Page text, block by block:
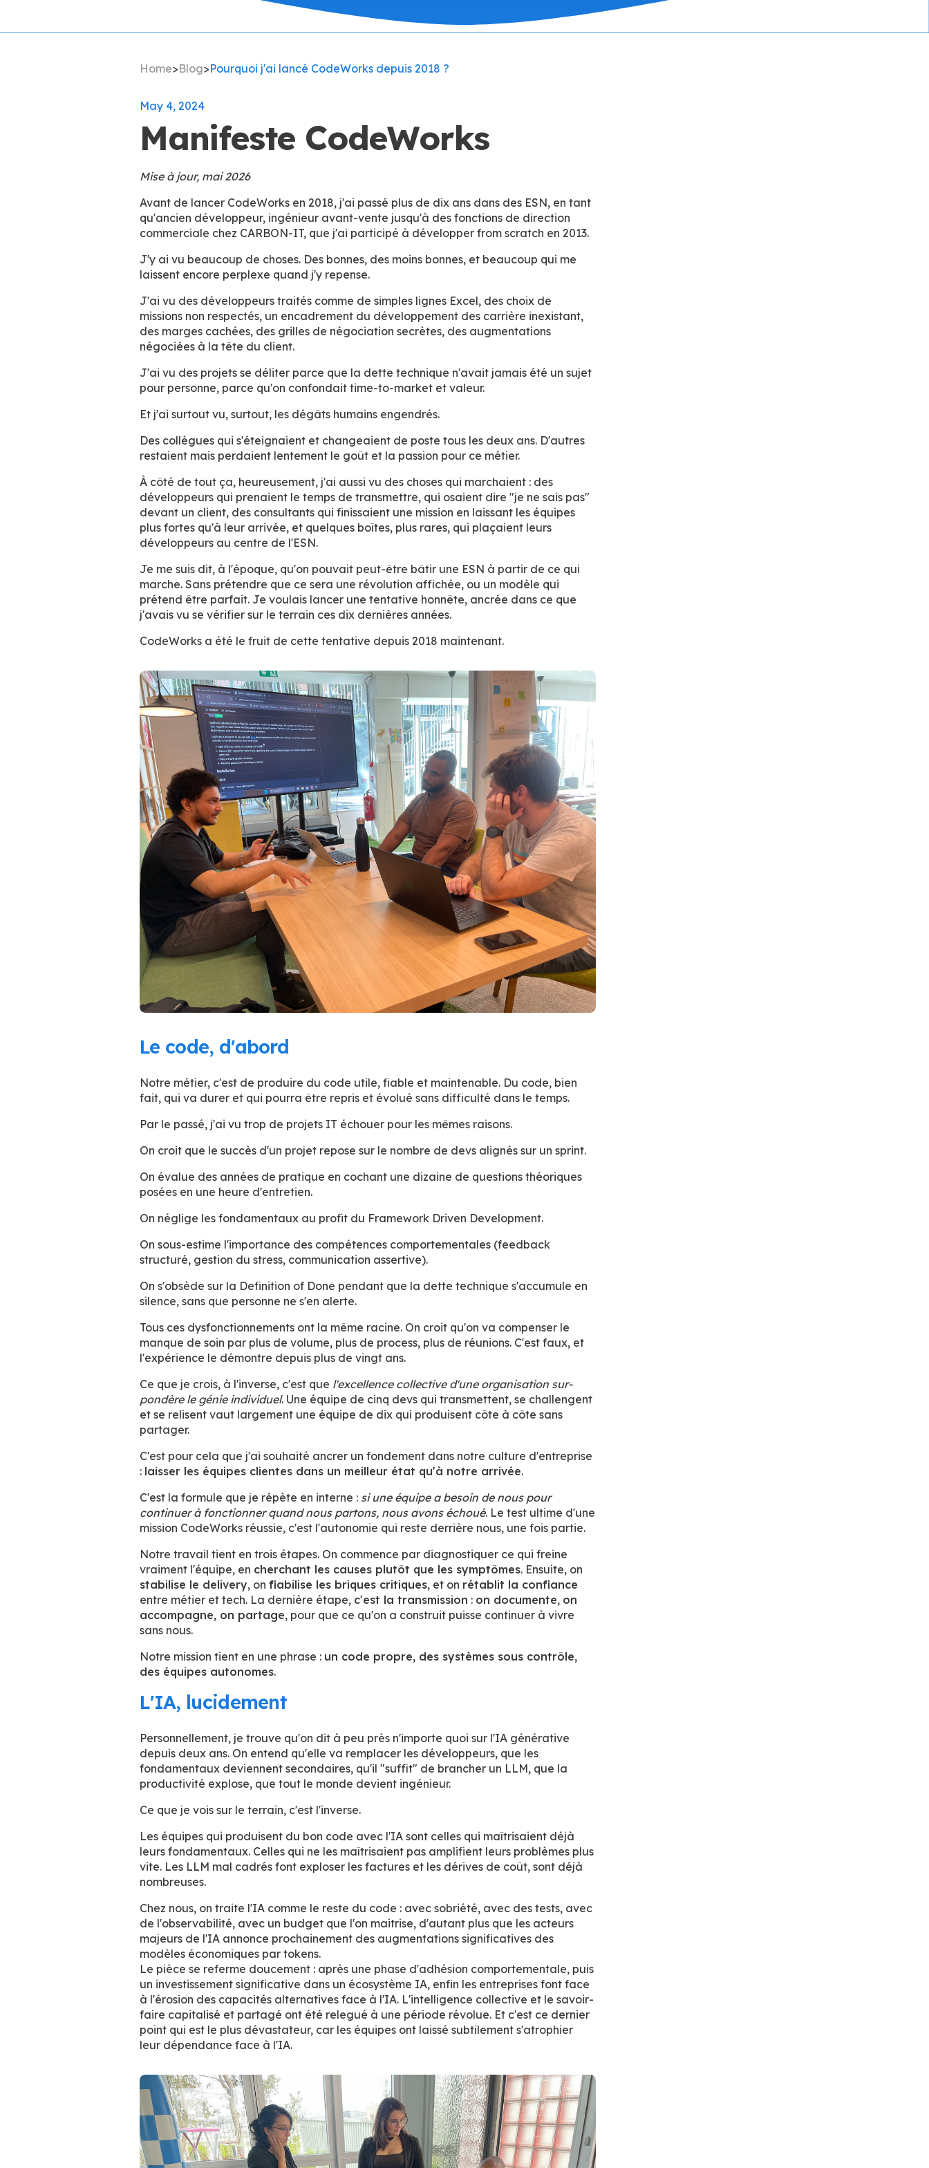
Home>Blog>Pourquoi j'ai lancé CodeWorks depuis 2018 ?
May 4, 2024
Manifeste CodeWorks
Mise à jour, mai 2026
Avant de lancer CodeWorks en 2018, j'ai passé plus de dix ans dans des ESN, en tant
qu'ancien développeur, ingénieur avant-vente jusqu'à des fonctions de direction
commerciale chez CARBON-IT, que j'ai participé à développer from scratch en 2013.
J'y ai vu beaucoup de choses. Des bonnes, des moins bonnes, et beaucoup qui me
laissent encore perplexe quand j'y repense.
J'ai vu des développeurs traités comme de simples lignes Excel, des choix de
missions non respectés, un encadrement du développement des carrière inexistant,
des marges cachées, des grilles de négociation secrètes, des augmentations
négociées à la tête du client.
J'ai vu des projets se déliter parce que la dette technique n'avait jamais été un sujet
pour personne, parce qu'on confondait time-to-market et valeur.
Et j'ai surtout vu, surtout, les dégâts humains engendrés.
Des collègues qui s'éteignaient et changeaient de poste tous les deux ans. D'autres
restaient mais perdaient lentement le goût et la passion pour ce métier.
À côté de tout ça, heureusement, j'ai aussi vu des choses qui marchaient : des
développeurs qui prenaient le temps de transmettre, qui osaient dire "je ne sais pas"
devant un client, des consultants qui finissaient une mission en laissant les équipes
plus fortes qu'à leur arrivée, et quelques boîtes, plus rares, qui plaçaient leurs
développeurs au centre de l'ESN.
Je me suis dit, à l'époque, qu'on pouvait peut-être bâtir une ESN à partir de ce qui
marche. Sans prétendre que ce sera une révolution affichée, ou un modèle qui
prétend être parfait. Je voulais lancer une tentative honnête, ancrée dans ce que
j'avais vu se vérifier sur le terrain ces dix dernières années.
CodeWorks a été le fruit de cette tentative depuis 2018 maintenant.
Le code, d'abord
Notre métier, c'est de produire du code utile, fiable et maintenable. Du code, bien
fait, qui va durer et qui pourra être repris et évolué sans difficulté dans le temps.
Par le passé, j'ai vu trop de projets IT échouer pour les mêmes raisons.
On croit que le succès d'un projet repose sur le nombre de devs alignés sur un sprint.
On évalue des années de pratique en cochant une dizaine de questions théoriques
posées en une heure d'entretien.
On néglige les fondamentaux au profit du Framework Driven Development.
On sous-estime l'importance des compétences comportementales (feedback
structuré, gestion du stress, communication assertive).
On s'obsède sur la Definition of Done pendant que la dette technique s'accumule en
silence, sans que personne ne s'en alerte.
Tous ces dysfonctionnements ont la même racine. On croit qu'on va compenser le
manque de soin par plus de volume, plus de process, plus de réunions. C'est faux, et
l'expérience le démontre depuis plus de vingt ans.
Ce que je crois, à l'inverse, c'est que l'excellence collective d'une organisation sur-
pondère le génie individuel. Une équipe de cinq devs qui transmettent, se challengent
et se relisent vaut largement une équipe de dix qui produisent côte à côte sans
partager.
C'est pour cela que j'ai souhaité ancrer un fondement dans notre culture d'entreprise
: laisser les équipes clientes dans un meilleur état qu'à notre arrivée.
C'est la formule que je répète en interne : si une équipe a besoin de nous pour
continuer à fonctionner quand nous partons, nous avons échoué. Le test ultime d'une
mission CodeWorks réussie, c'est l'autonomie qui reste derrière nous, une fois partie.
Notre travail tient en trois étapes. On commence par diagnostiquer ce qui freine
vraiment l'équipe, en cherchant les causes plutôt que les symptômes. Ensuite, on
stabilise le delivery, on fiabilise les briques critiques, et on rétablit la confiance
entre métier et tech. La dernière étape, c'est la transmission : on documente, on
accompagne, on partage, pour que ce qu'on a construit puisse continuer à vivre
sans nous.
Notre mission tient en une phrase : un code propre, des systèmes sous contrôle,
des équipes autonomes.
L'IA, lucidement
Personnellement, je trouve qu'on dit à peu près n'importe quoi sur l'IA générative
depuis deux ans. On entend qu'elle va remplacer les développeurs, que les
fondamentaux deviennent secondaires, qu'il "suffit" de brancher un LLM, que la
productivité explose, que tout le monde devient ingénieur.
Ce que je vois sur le terrain, c'est l'inverse.
Les équipes qui produisent du bon code avec l'IA sont celles qui maîtrisaient déjà
leurs fondamentaux. Celles qui ne les maîtrisaient pas amplifient leurs problèmes plus
vite. Les LLM mal cadrés font exploser les factures et les dérives de coût, sont déjà
nombreuses.
Chez nous, on traite l'IA comme le reste du code : avec sobriété, avec des tests, avec
de l'observabilité, avec un budget que l'on maitrise, d'autant plus que les acteurs
majeurs de l'IA annonce prochainement des augmentations significatives des
modèles économiques par tokens.
Le pièce se referme doucement : après une phase d'adhésion comportementale, puis
un investissement significative dans un écosystème IA, enfin les entreprises font face
à l'érosion des capacités alternatives face à l'IA. L'intelligence collective et le savoir-
faire capitalisé et partagé ont été relegué à une période révolue. Et c'est ce dernier
point qui est le plus dévastateur, car les équipes ont laissé subtilement s'atrophier
leur dépendance face à l'IA.